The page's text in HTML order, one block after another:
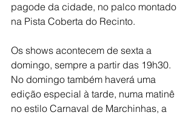
pagode da cidade, no palco montado
na Pista Coberta do Recinto.
Os shows acontecem de sexta a
domingo, sempre a partir das 19h30.
No domingo também haverá uma
edição especial à tarde, numa matinê
no estilo Carnaval de Marchinhas, a